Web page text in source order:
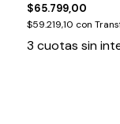
$65.799,00
$59.219,10 con
3 cuotas sin